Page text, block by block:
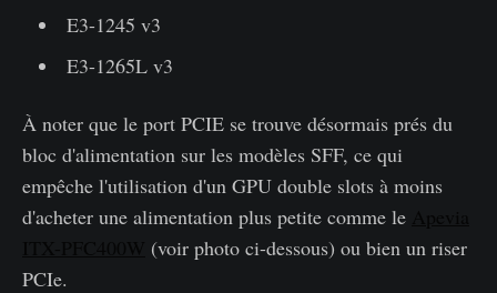
E3-1245 v3
E3-1265L v3
À noter que le port PCIE se trouve désormais prés du
bloc d'alimentation sur les modèles SFF, ce qui
empêche l'utilisation d'un GPU double slots à moins
d'acheter une alimentation plus petite comme le
(voir photo ci-dessous) ou bien un riser
PCIe.